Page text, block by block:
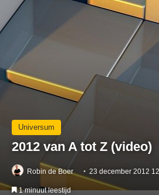
Universum
2012 van A tot Z (video)
Robin de Boer 23 december 2012
1 minuut leestijd